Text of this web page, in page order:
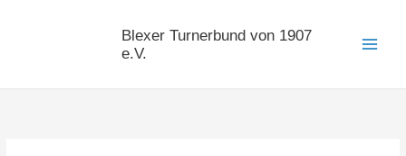
Blexer Turnerbund von 1907
e.V.